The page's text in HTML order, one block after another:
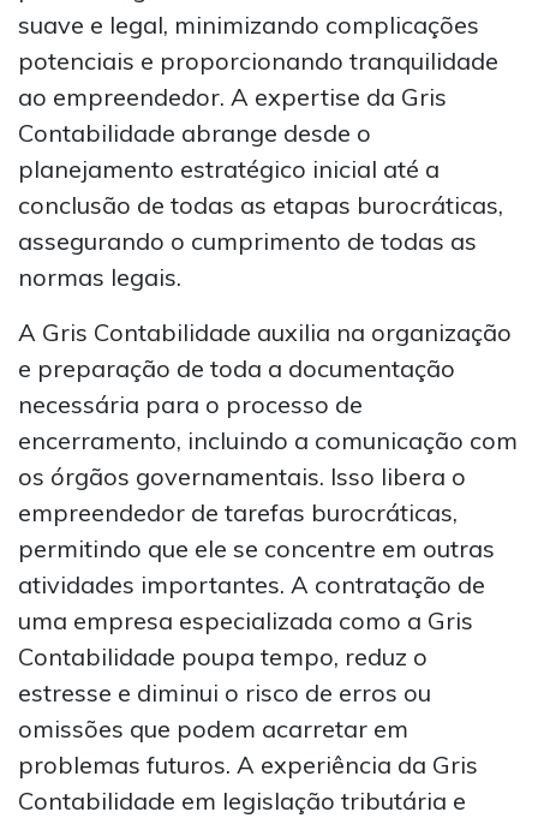
suave e legal, minimizando complicações
potenciais e proporcionando tranquilidade
ao empreendedor. A expertise da Gris
Contabilidade abrange desde o
planejamento estratégico inicial até a
conclusão de todas as etapas burocráticas,
assegurando o cumprimento de todas as
normas legais.
A Gris Contabilidade auxilia na organização
e preparação de toda a documentação
necessária para o processo de
encerramento, incluindo a comunicação com
os órgãos governamentais. Isso libera o
empreendedor de tarefas burocráticas,
permitindo que ele se concentre em outras
atividades importantes. A contratação de
uma empresa especializada como a Gris
Contabilidade poupa tempo, reduz o
estresse e diminui o risco de erros ou
omissões que podem acarretar em
problemas futuros. A experiência da Gris
Contabilidade em legislação tributária e